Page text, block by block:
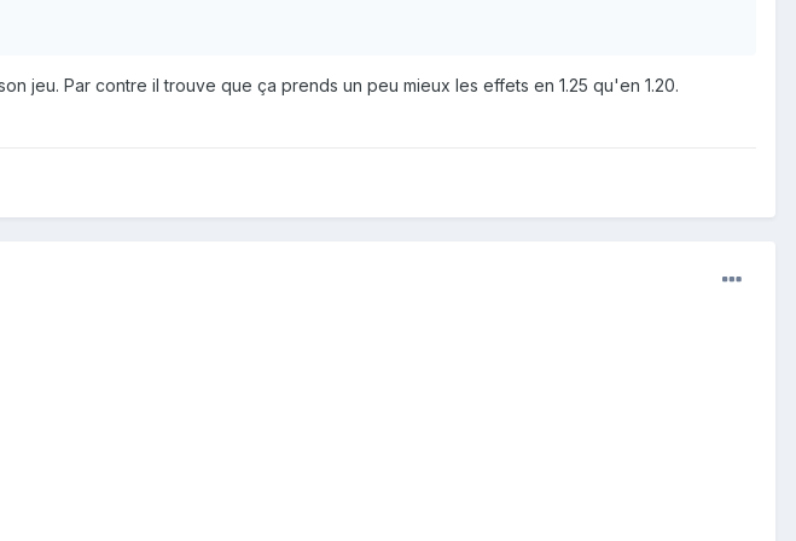
jeu. Par contre il trouve que ça prends un peu mieux les effets en 1.25 qu'en 1.20.